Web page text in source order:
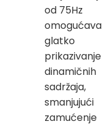
od 75Hz
omogućava
glatko
prikazivanje
dinamičnih
sadržaja,
smanjujući
zamućenje